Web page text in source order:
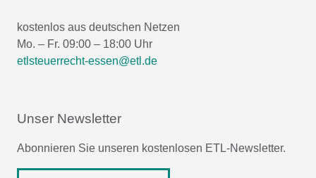
kostenlos aus deutschen Netzen
Mo. – Fr. 09:00 – 18:00 Uhr
etlsteuerrecht-essen@etl.de
Unser Newsletter
Abonnieren Sie unseren kostenlosen ETL-Newsletter.